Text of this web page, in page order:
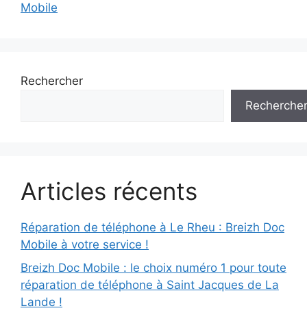
Mobile
Rechercher
Rechercher
Articles récents
Réparation de téléphone à Le Rheu : Breizh Doc
Mobile à votre service !
Breizh Doc Mobile : le choix numéro 1 pour toute
réparation de téléphone à Saint Jacques de La
Lande !